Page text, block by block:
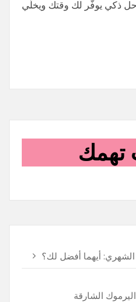
ذكي يوفّر لك وقتك ويخلّي
تهمك
الشارقة